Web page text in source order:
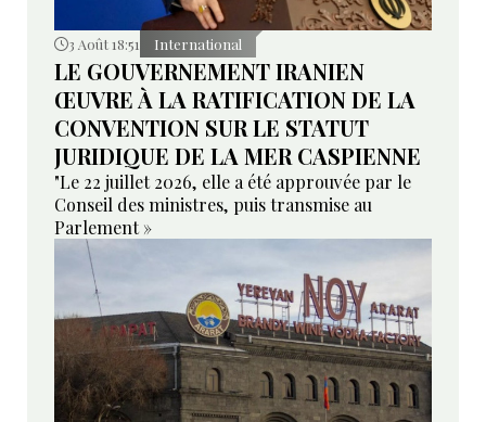
3 Août 18:51 International
LE GOUVERNEMENT IRANIEN
ŒUVRE À LA RATIFICATION DE LA
CONVENTION SUR LE STATUT
JURIDIQUE DE LA MER CASPIENNE
"Le 22 juillet 2026, elle a été approuvée par le
Conseil des ministres, puis transmise au
Parlement »